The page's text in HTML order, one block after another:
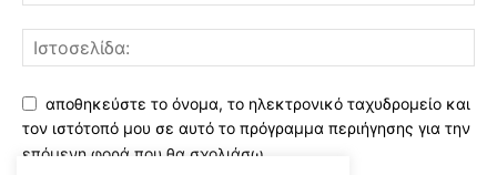
αποθηκεύστε το όνομα, το ηλεκτρονικό ταχυδρομείο και
τον ιστότοπό μου σε αυτό το πρόγραμμα περιήγησης για την
επόμενη φορά που θα σχολιάσω.